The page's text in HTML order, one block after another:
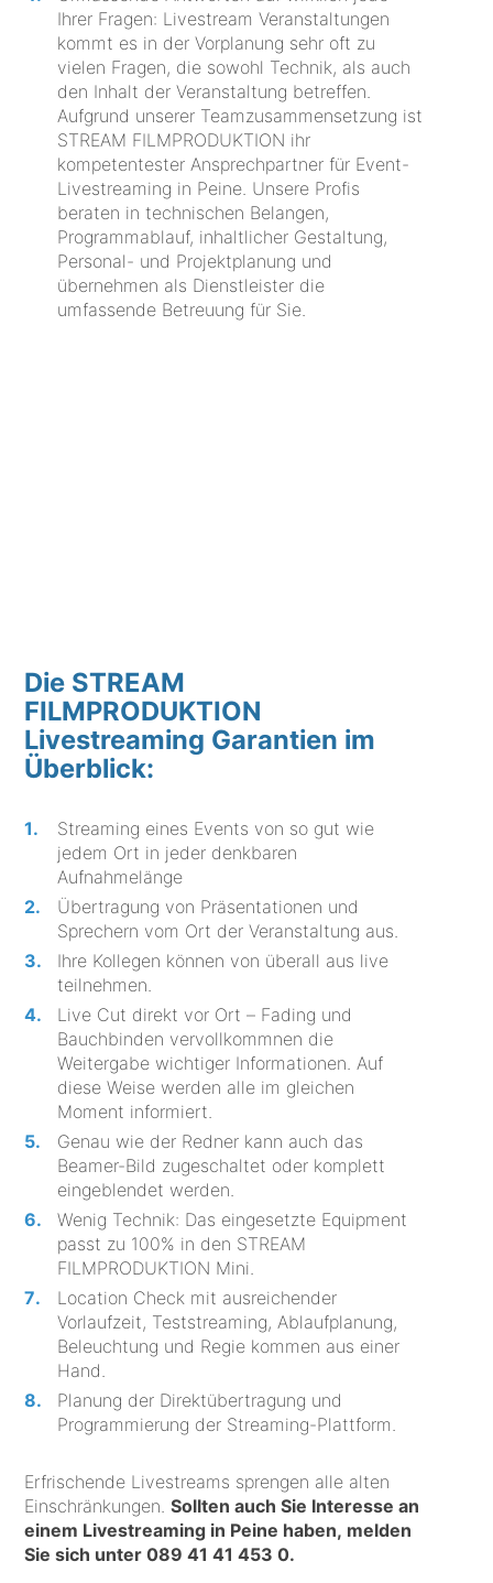
Ihrer Fragen: Livestream Veranstaltungen
kommt es in der Vorplanung sehr oft zu
vielen Fragen, die sowohl Technik, als auch
den Inhalt der Veranstaltung betreffen.
Aufgrund unserer Teamzusammensetzung ist
STREAM FILMPRODUKTION ihr
kompetentester Ansprechpartner für Event-
Livestreaming in Peine. Unsere Profis
beraten in technischen Belangen,
Programmablauf, inhaltlicher Gestaltung,
Personal- und Projektplanung und
übernehmen als Dienstleister die
umfassende Betreuung für Sie.
Die STREAM
FILMPRODUKTION
Livestreaming Garantien im
Überblick:
Streaming eines Events von so gut wie
jedem Ort in jeder denkbaren
Aufnahmelänge
Übertragung von Präsentationen und
Sprechern vom Ort der Veranstaltung aus.
Ihre Kollegen können von überall aus live
teilnehmen.
Live Cut direkt vor Ort – Fading und
Bauchbinden vervollkommnen die
Weitergabe wichtiger Informationen. Auf
diese Weise werden alle im gleichen
Moment informiert.
Genau wie der Redner kann auch das
Beamer-Bild zugeschaltet oder komplett
eingeblendet werden.
Wenig Technik: Das eingesetzte Equipment
passt zu 100% in den STREAM
FILMPRODUKTION Mini.
Location Check mit ausreichender
Vorlaufzeit, Teststreaming, Ablaufplanung,
Beleuchtung und Regie kommen aus einer
Hand.
Planung der Direktübertragung und
Programmierung der Streaming-Plattform.
Erfrischende Livestreams sprengen alle alten
Einschränkungen.Sollten auch Sie Interesse an
einem Livestreaming in Peine haben, melden
Sie sich unter089 41 41 453 0.